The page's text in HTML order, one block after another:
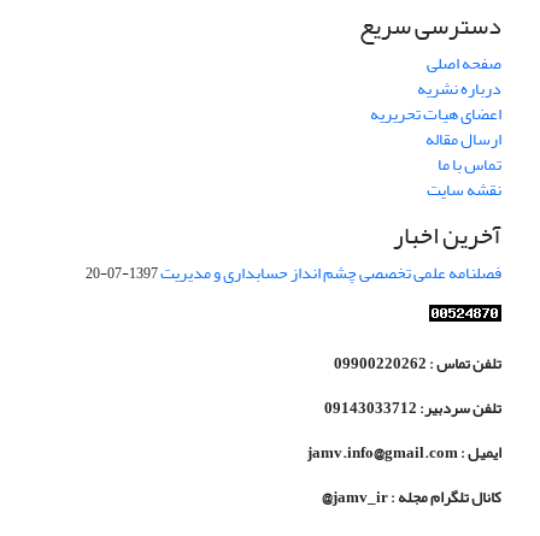
دسترسی سریع
صفحه اصلی
درباره نشریه
اعضای هیات تحریریه
ارسال مقاله
تماس با ما
نقشه سایت
آخرین اخبار
فصلنامه علمی تخصصی چشم انداز حسابداری و مدیریت1397-07-20
تلفن تماس : 09900220262
تلفن سردبیر: 09143033712
ایمیل : jamv.info@gmail.com
کانال تلگرام مجله : jamv_ir@